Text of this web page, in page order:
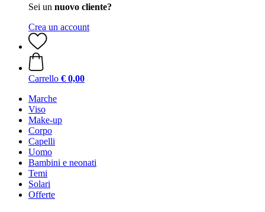
Sei un nuovo cliente?
Crea un account
Carrello € 0,00
Marche
Viso
Make-up
Corpo
Capelli
Uomo
Bambini e neonati
Temi
Solari
Offerte